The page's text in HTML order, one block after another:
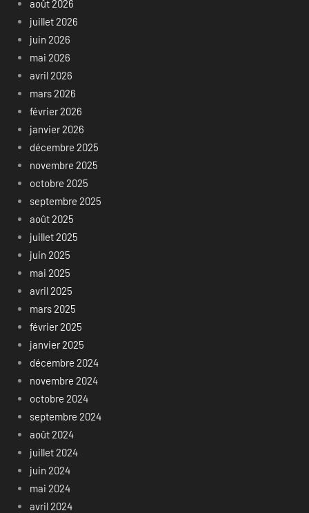
août 2026
juillet 2026
juin 2026
mai 2026
avril 2026
mars 2026
février 2026
janvier 2026
décembre 2025
novembre 2025
octobre 2025
septembre 2025
août 2025
juillet 2025
juin 2025
mai 2025
avril 2025
mars 2025
février 2025
janvier 2025
décembre 2024
novembre 2024
octobre 2024
septembre 2024
août 2024
juillet 2024
juin 2024
mai 2024
avril 2024